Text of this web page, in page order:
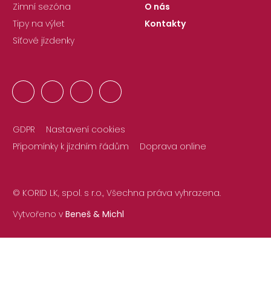
Zimní sezóna
Tipy na výlet
Síťové jízdenky
O nás
Kontakty
GDPR
Nastavení cookies
Připomínky k jízdním řádům
Doprava online
© KORID LK, spol. s r.o., Všechna práva vyhrazena.
Vytvořeno v Beneš & Michl